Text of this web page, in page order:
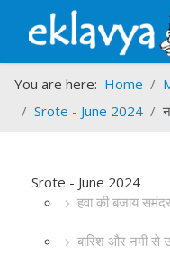
You are here: Home
Srote - June 2024
Srote - June 2024
हवा की बजाय
बारिश और नमी से